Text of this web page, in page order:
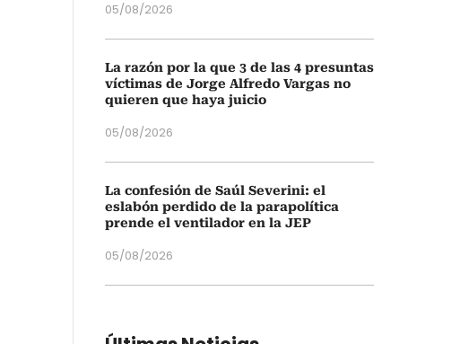
05/08/2026
La razón por la que 3 de las 4 presuntas
víctimas de Jorge Alfredo Vargas no
quieren que haya juicio
05/08/2026
La confesión de Saúl Severini: el
eslabón perdido de la parapolítica
prende el ventilador en la JEP
05/08/2026